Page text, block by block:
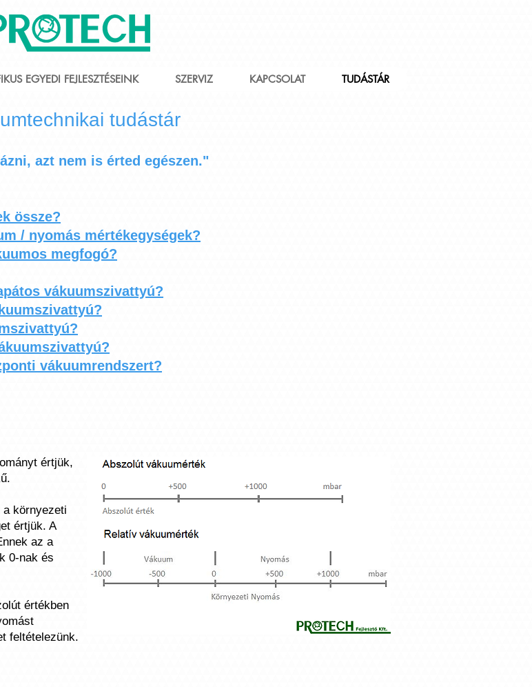
Albert Einstein
tudástár
azt nem is érted egészen."
össze?
/ nyomás mértékegységek?
megfogó?
vákuumszivattyú?
vákuumrendszert?
értjük,
környezeti
értjük. A
az a
0-nak és
értékben
feltételezünk.
EGYEDI FEJLESZTÉSEINK SZERVIZ KAPCSOLAT TUDÁSTÁR